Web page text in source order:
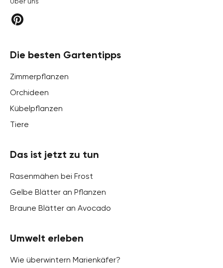
Die besten Gartentipps
Zimmerpflanzen
Orchideen
Kübelpflanzen
Tiere
Das ist jetzt zu tun
Rasenmähen bei Frost
Gelbe Blätter an Pflanzen
Braune Blätter an Avocado
Umwelt erleben
Wie überwintern Marienkäfer?